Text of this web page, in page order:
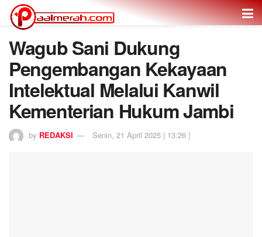
Wagub Sani Dukung
Pengembangan Kekayaan
Intelektual Melalui Kanwil
Kementerian Hukum Jambi
by REDAKSI Senin, 21 April 2025 | 13:26 |